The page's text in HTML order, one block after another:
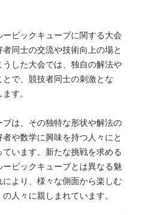
ビックキューブに関する大会
同士の交流や技術向上の場と
うした大会では、独自の解法や
で、競技者同士の刺激とな
す。
は、その独特な形状や解法の
や数学に興味を持つ人々にと
います。新たな挑戦を求める
ービックキューブとは異なる魅
より、様々な側面から楽しむ
人々に親しまれています。